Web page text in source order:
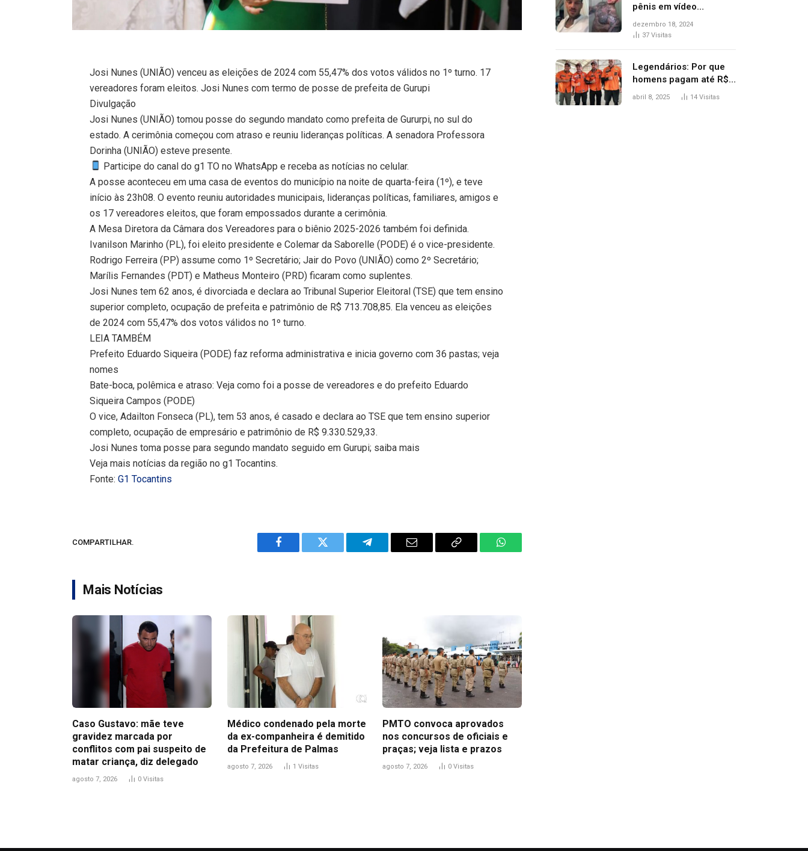
Josi Nunes (UNIÃO) venceu as eleições de 2024 com 55,47% dos votos válidos no 1º turno. 17
vereadores foram eleitos. Josi Nunes com termo de posse de prefeita de Gurupi
Divulgação
Josi Nunes (UNIÃO) tomou posse do segundo mandato como prefeita de Gururpi, no sul do
estado. A cerimônia começou com atraso e reuniu lideranças políticas. A senadora Professora
Dorinha (UNIÃO) esteve presente.
Participe do canal do g1 TO no WhatsApp e receba as notícias no celular.
A posse aconteceu em uma casa de eventos do município na noite de quarta-feira (1º), e teve
início às 23h08. O evento reuniu autoridades municipais, lideranças políticas, familiares, amigos e
os 17 vereadores eleitos, que foram empossados durante a cerimônia.
A Mesa Diretora da Câmara dos Vereadores para o biênio 2025-2026 também foi definida.
Ivanilson Marinho (PL), foi eleito presidente e Colemar da Saborelle (PODE) é o vice-presidente.
Rodrigo Ferreira (PP) assume como 1º Secretário; Jair do Povo (UNIÃO) como 2º Secretário;
Marílis Fernandes (PDT) e Matheus Monteiro (PRD) ficaram como suplentes.
Josi Nunes tem 62 anos, é divorciada e declara ao Tribunal Superior Eleitoral (TSE) que tem ensino
superior completo, ocupação de prefeita e patrimônio de R$ 713.708,85. Ela venceu as eleições
de 2024 com 55,47% dos votos válidos no 1º turno.
LEIA TAMBÉM
Prefeito Eduardo Siqueira (PODE) faz reforma administrativa e inicia governo com 36 pastas; veja
nomes
Bate-boca, polêmica e atraso: Veja como foi a posse de vereadores e do prefeito Eduardo
Siqueira Campos (PODE)
O vice, Adailton Fonseca (PL), tem 53 anos, é casado e declara ao TSE que tem ensino superior
completo, ocupação de empresário e patrimônio de R$ 9.330.529,33.
Josi Nunes toma posse para segundo mandato seguido em Gurupi; saiba mais
Veja mais notícias da região no g1 Tocantins.
Fonte:G1 Tocantins
COMPARTILHAR.
Facebook Twitter Telegram Email
Copy
WhatsApp
Mais Notícias
Caso Gustavo: mãe teve
gravidez marcada por
conflitos com pai suspeito de
matar criança, diz delegado
agosto 7, 2026 0 Visitas
Médico condenado pela morte
da ex-companheira é demitido
da Prefeitura de Palmas
agosto 7, 2026 1 Visitas
PMTO convoca aprovados
nos concursos de oficiais e
praças; veja lista e prazos
agosto 7, 2026 0 Visitas
pênis em vídeo
tomando banho, apaga
post e diz ‘foi mal’
dezembro 18, 2024
37 Visitas
Legendários: Por que
homens pagam até R$
81 mil para subir
abril 8, 2025 14 Visitas